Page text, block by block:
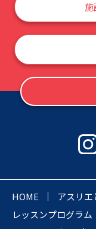
HOME アスリエ
レッスンプログラム